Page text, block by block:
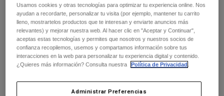
Guía de cuidado de cascos
Bolsas y Mochilas
Calcetines
Stickers
Otros Accesorios
Sudaderas
Chaquetas
Pantalones
Pantalones Cortos
seleccionado
Cuadro de tallas
8 9 9.5 10 10.5 11
Usamos cookies y otras tecnologías para optimizar tu experiencia online. Nos
ayudan a recordarte, personalizar tu visita (por ejemplo, mantener tu carrito
lleno, mostrartelos productos que te interesan y enviarte anuncios más
relevantes) y mejorar nuestra web. Al hacer clic en "Aceptar y Continuar",
aceptas estas tecnologías y permites que nosotros y nuestros socios de
confianza recopilemos, usemos y compartamos información sobre tus
interacciones en la web para personalizar tu experiencia digital y contenido.
¿Quieres más información? Consulta nuestra
Política de Privacidad
Administrar Preferencias